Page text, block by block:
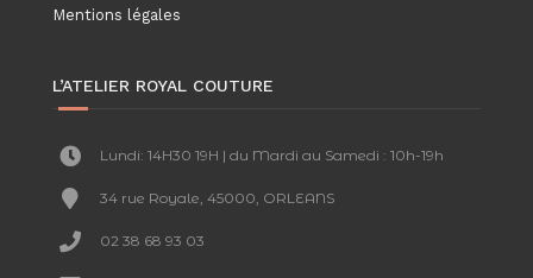
Mentions légales
L’ATELIER ROYAL COUTURE
Lundi: 14H30 19H | du Mardi au Samedi : 10h-19h
34 rue Royale, 45000, ORLEANS
02 38 68 93 03